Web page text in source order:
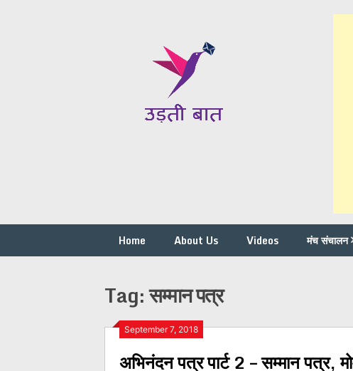
Home About Us Videos मंच संचालन
Tag:सम्मान पत्र
September 7, 2018
अभिनंदन पत्र पार्ट 2 – सम्मान
Posts
navigation